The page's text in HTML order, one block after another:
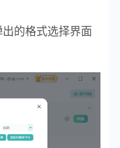
的格式选择界面